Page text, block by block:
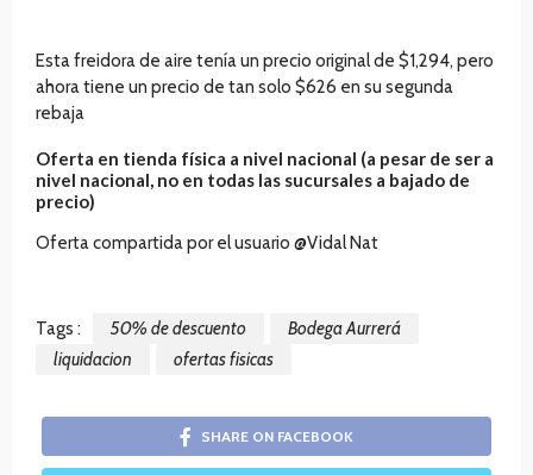
Esta freidora de aire tenía un precio original de $1,294, pero
ahora tiene un precio de tan solo $626 en su segunda
rebaja
Oferta en tienda física a nivel nacional (a pesar de ser a
nivel nacional, no en todas las sucursales a bajado de
precio)
Oferta compartida por el usuario @Vidal Nat
Tags : 50% de descuento
Bodega Aurrerá
liquidacion
ofertas fisicas
SHARE ON FACEBOOK